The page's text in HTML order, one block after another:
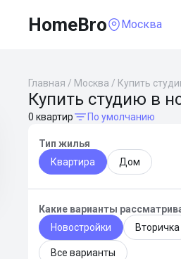
HomeBro Москва
Главная / Москва / Купить
Купить студию в
0 квартир По умолчанию
Тип жилья
Квартира
Дом
Какие варианты
Новостройки
Вторичка
Все варианты